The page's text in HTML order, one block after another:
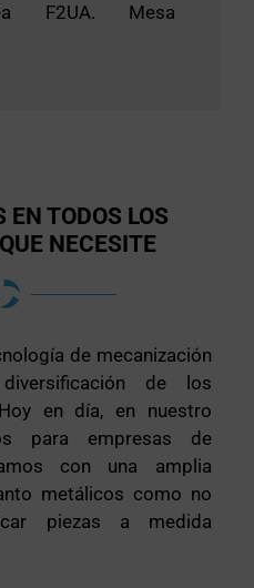
F2UA. Mesa
TODOS LOS
NECESITE
de mecanización
de los
en día, en nuestro
para empresas de
con una amplia
metálicos como no
piezas a medida